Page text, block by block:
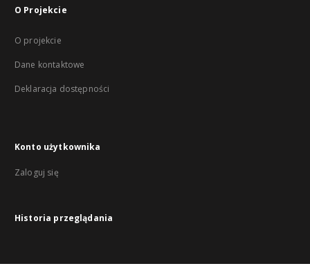
O Projekcie
O projekcie
Dane kontaktowe
Deklaracja dostępności
Konto użytkownika
Zaloguj się
Historia przeglądania